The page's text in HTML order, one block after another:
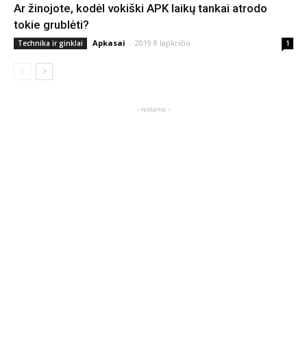
Ar žinojote, kodėl vokiški APK laikų tankai atrodo
tokie grublėti?
Technika ir ginklai Apkasai - 2019 8 lapkričio 1
- reklama -